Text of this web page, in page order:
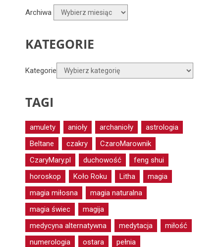
Archiwa
KATEGORIE
Kategorie
TAGI
amulety anioły archanioły
astrologia
Beltane
czakry
CzaroMarownik
CzaryMary.pl
duchowość
feng shui
horoskop
Koło Roku Litha
magia
magia miłosna
magia naturalna
magia świec
magija
medycyna alternatywna
medytacja
miłość
numerologia
ostara
pełnia